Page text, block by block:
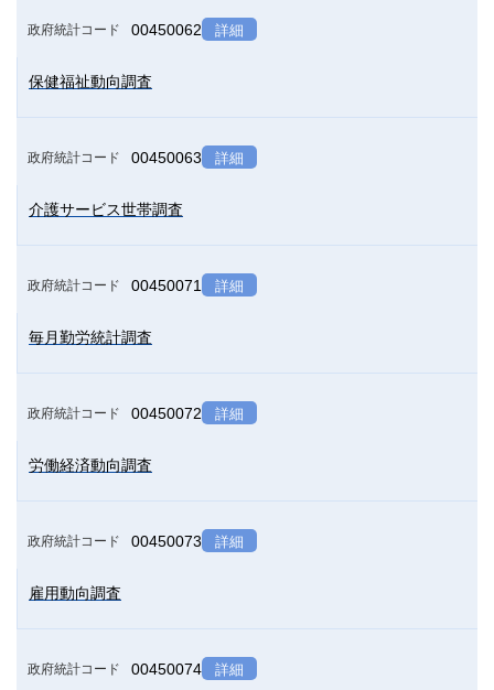
政府統計コード 00450062 詳細
保健福祉動向調査
政府統計コード 00450063 詳細
介護サービス世帯調査
政府統計コード 00450071 詳細
毎月勤労統計調査
政府統計コード 00450072 詳細
労働経済動向調査
政府統計コード 00450073 詳細
雇用動向調査
政府統計コード 00450074 詳細